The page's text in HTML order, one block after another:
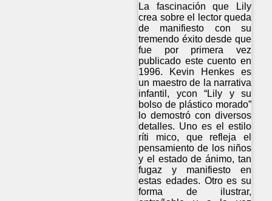
La fascinación que Lily
crea sobre el lector queda
de manifiesto con su
tremendo éxito desde que
fue por primera vez
publicado este cuento en
1996. Kevin Henkes es
un maestro de la narrativa
infantil, ycon “Lily y su
bolso de plástico morado”
lo demostró con diversos
detalles. Uno es el estilo
ríti mico, que refleja el
pensamiento de los niños
y el estado de ánimo, tan
fugaz y manifiesto en
estas edades. Otro es su
forma de ilustrar,